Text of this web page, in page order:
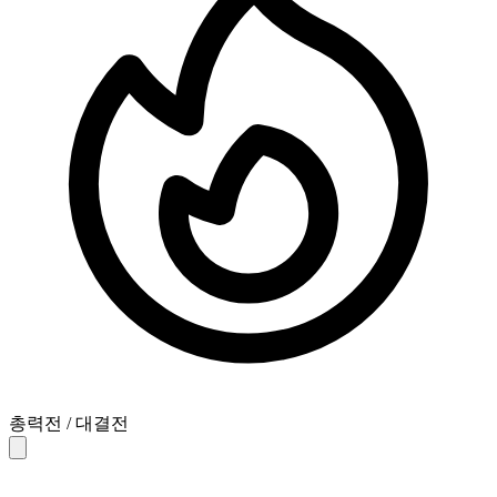
총력전 / 대결전